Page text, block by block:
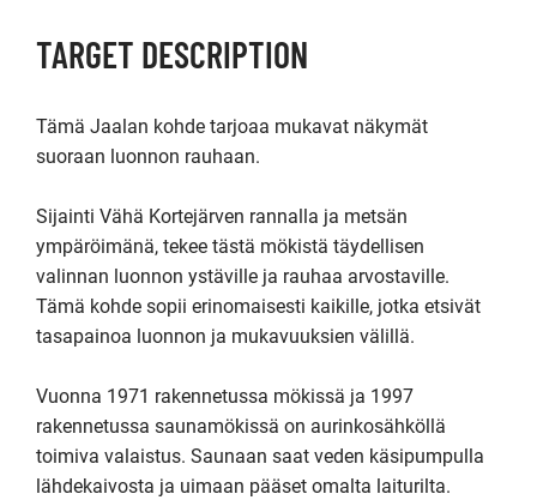
TARGET DESCRIPTION
Tämä Jaalan kohde tarjoaa mukavat näkymät
suoraan luonnon rauhaan.
Sijainti Vähä Kortejärven rannalla ja metsän
ympäröimänä, tekee tästä mökistä täydellisen
valinnan luonnon ystäville ja rauhaa arvostaville.
Tämä kohde sopii erinomaisesti kaikille, jotka etsivät
tasapainoa luonnon ja mukavuuksien välillä.
Vuonna 1971 rakennetussa mökissä ja 1997
rakennetussa saunamökissä on aurinkosähköllä
toimiva valaistus. Saunaan saat veden käsipumpulla
lähdekaivosta ja uimaan pääset omalta laiturilta.